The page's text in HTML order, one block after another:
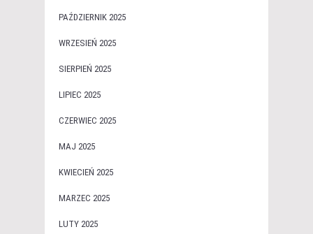
PAŹDZIERNIK 2025
WRZESIEŃ 2025
SIERPIEŃ 2025
LIPIEC 2025
CZERWIEC 2025
MAJ 2025
KWIECIEŃ 2025
MARZEC 2025
LUTY 2025